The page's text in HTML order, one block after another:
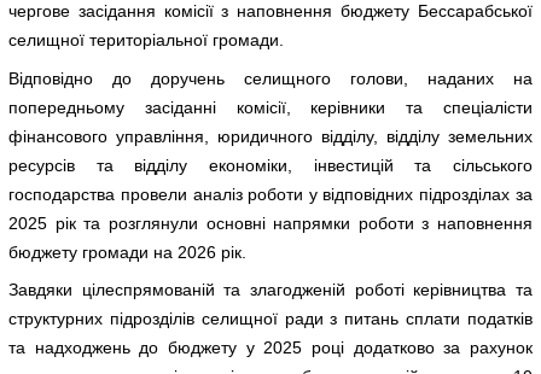
чергове засідання комісії з наповнення бюджету Бессарабської
селищної територіальної громади.
Відповідно до доручень селищного голови, наданих на
попередньому засіданні комісії, керівники та спеціалісти
фінансового управління, юридичного відділу, відділу земельних
ресурсів та відділу економіки, інвестицій та сільського
господарства провели аналіз роботи у відповідних підрозділах за
2025 рік та розглянули основні напрямки роботи з наповнення
бюджету громади на 2026 рік.
Завдяки цілеспрямованій та злагодженій роботі керівництва та
структурних підрозділів селищної ради з питань сплати податків
та надходжень до бюджету у 2025 році додатково за рахунок